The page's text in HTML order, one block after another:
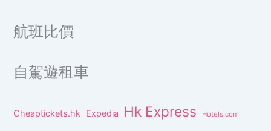
航班比價
自駕遊租車
Cheaptickets.hk Expedia Hk Express Hotels.com